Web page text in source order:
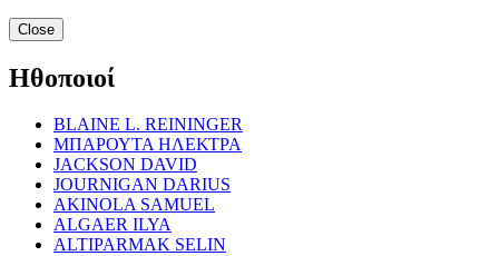
Close
Ηθοποιοί
BLAINE L. REININGER
ΜΠΑΡΟΥΤΑ ΗΛΕΚΤΡΑ
JACKSON DAVID
JOURNIGAN DARIUS
AKINOLA SAMUEL
ALGAER ILYA
ALTIPARMAK SELIN